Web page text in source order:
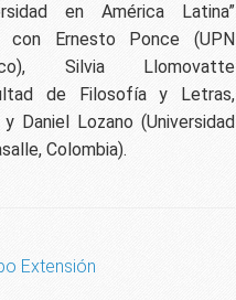
en América Latina”
con Ernesto Ponce (UPN
Silvia Llomovatte
de Filosofía y Letras,
y Daniel Lozano (Universidad
Colombia).